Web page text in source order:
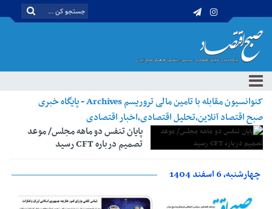
کنوانسیون مقابله با تامین مالی تروریسم Archives - پایگاه خبری
صبح اقتصاد آنلاین،تحلیل اقتصادی،اخبار اقتصادی
پایان تنفس دو ماهه مجلس/ موعد
تصمیم درباره CFT رسید
چهارشنبه، 6 اسفند 1404